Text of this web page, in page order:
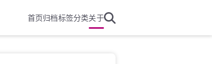
首页归档标签分类关于